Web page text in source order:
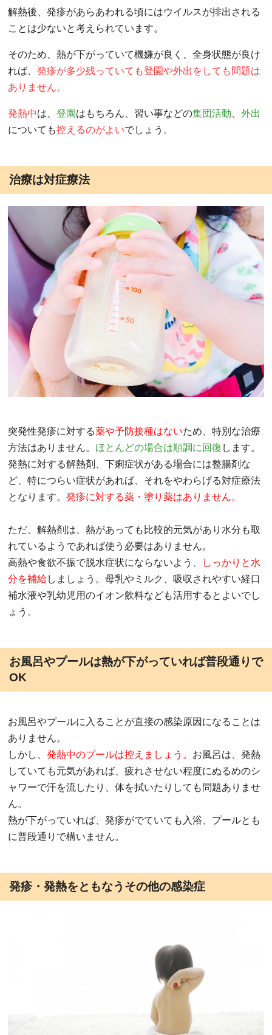
解熱後、発疹があらあわれる頃にはウイルスが排出される
ことは少ないと考えられています。
そのため、熱が下がっていて機嫌が良く、全身状態が良け
れば、 発疹が多少残っていても登園や外出をしても問題は
ありません。
発熱中は、 登園 はもちろん、習い事などの集団活動
外出
についても控えるのがよいでしょう。
治療は対症療法
突発性発疹に対する薬や予防接種はないため、特別な治療
方法はありません。 ほとんどの場合は順調に回復 します。
発熱に対する解熱剤、下痢症状がある場合には整腸剤な
ど、特につらい症状があれば、それをやわらげる対症療法
となります。 発疹に対する薬・塗り薬はありません。
ただ、解熱剤は、熱があっても比較的元気があり水分も取
れているようであれば使う必要はありません。
高熱や食欲不振で脱水症状にならないよう、
しっかりと水
分を補給しましょう。母乳やミルク、吸収されやすい経口
補水液や乳幼児用のイオン飲料なども活用するとよいでし
ょう。
お風呂やプールは熱が下がっていれば普段通りで
OK
お風呂やプールに入ることが直接の感染原因になることは
ありません。
しかし、 発熱中のプールは控えましょう。 お風呂は、発熱
していても元気があれば、疲れさせない程度にぬるめのシ
ャワーで汗を流したり、体を拭いたりしても問題ありませ
ん。
熱が下がっていれば、発疹がでていても入浴、プールとも
に普段通りで構いません。
発疹・発熱をともなうその他の感染症